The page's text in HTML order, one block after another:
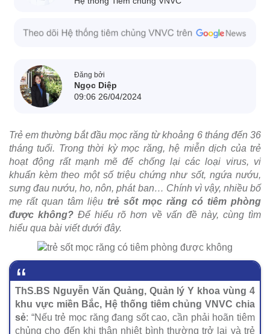
Đăng bởi
Ngọc Diệp
09:06 26/04/2024
Trẻ em thường bắt đầu mọc răng từ khoảng 6 tháng đến 36
tháng tuổi. Trong thời kỳ mọc răng, hệ miễn dịch của trẻ
hoạt động rất mạnh mẽ để chống lại các loại virus, vi
khuẩn kèm theo một số triệu chứng như sốt, ngứa nướu,
sưng đau nướu, ho, nôn, phát ban… Chính vì vậy, nhiều bố
mẹ rất quan tâm liệu trẻ sốt mọc răng có tiêm phòng
được không? Để hiểu rõ hơn về vấn đề này, cùng tìm
hiểu qua bài viết dưới đây.
ThS.BS Nguyễn Văn Quảng, Quản lý Y khoa vùng 4
khu vực miền Bắc, Hệ thống tiêm chủng VNVC chia
sẻ: “Nếu trẻ mọc răng đang sốt cao, cần phải hoãn tiêm
chủng cho đến khi thân nhiệt bình thường trở lại và trẻ